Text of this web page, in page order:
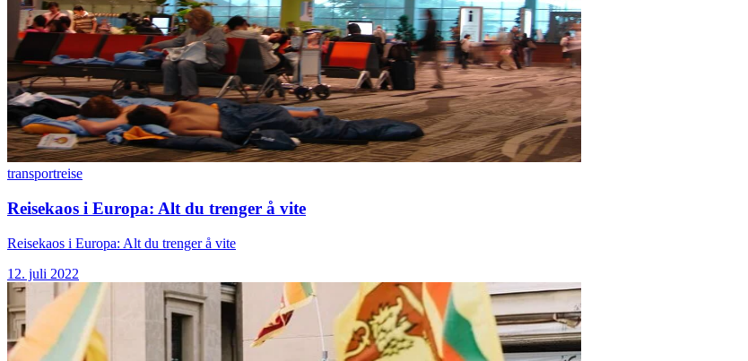
transportreise
Reisekaos i Europa: Alt du trenger å vite
Reisekaos i Europa: Alt du trenger å vite
12. juli 2022